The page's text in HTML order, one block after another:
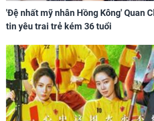
'Đệ nhất mỹ nhân Hồng Kông' Quan
tin yêu trai trẻ kém 36 tuổi